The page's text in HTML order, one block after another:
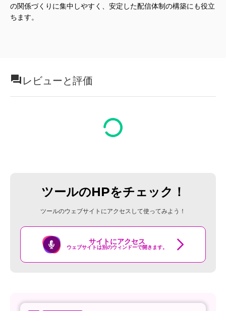
の関係づくりに集中しやすく、安定した配信体制の構築にも役立
ちます。
レビューと評価
ツールのHPをチェック！
ツールのウェブサイトにアクセスして使ってみよう！
サイトにアクセス
ウェブサイトは別のウィンドーで開きます。